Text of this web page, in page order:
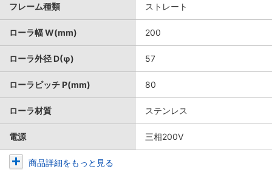
フレーム種類 ストレート
ローラ幅 W(mm) 200
ローラ外径 D(φ) 57
ローラピッチ P(mm) 80
ローラ材質 ステンレス
電源 三相200V
商品詳細をもっと見る